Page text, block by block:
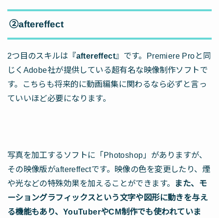
②aftereffect
2つ目のスキルは『aftereffect』です。Premiere Proと同
じくAdobe社が提供している超有名な映像制作ソフトで
す。こちらも将来的に動画編集に関わるなら必ずと言っ
ていいほど必要になります。
写真を加工するソフトに「Photoshop」がありますが、
その映像版がaftereffectです。映像の色を変更したり、煙
や光などの特殊効果を加えることができます。
また、モ
ーショングラフィックスという文字や図形に動きを与え
る機能もあり、YouTuberやCM制作でも使われていま